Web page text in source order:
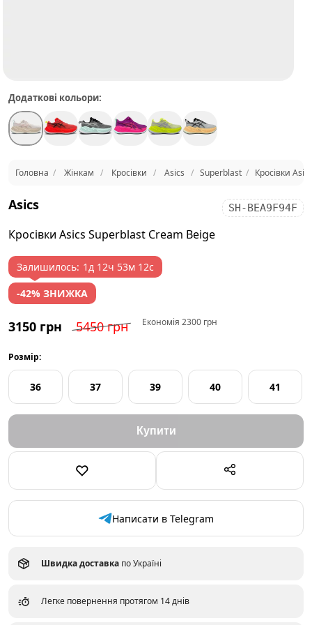
Додаткові кольори:
Головна Жінкам Кросівки Asics Superblast Кросівки
Asics SH-BEA9F94F
Кросівки Asics Superblast Cream Beige
Залишилось: 1д 12ч 53м 12с
-42% ЗНИЖКА
3150 грн 5450 грн Економія 2300 грн
Розмір:
36 37 39 40 41
Написати в Telegram
Швидка доставка по Україні
Легке повернення протягом 14 днів